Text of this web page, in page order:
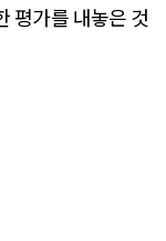
평가를 내놓은 것